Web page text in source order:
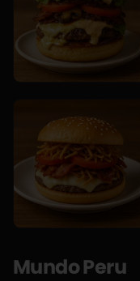
Mundo Peru